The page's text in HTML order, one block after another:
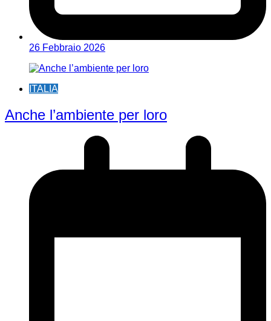
26 Febbraio 2026
ITALIA
Anche l’ambiente per loro